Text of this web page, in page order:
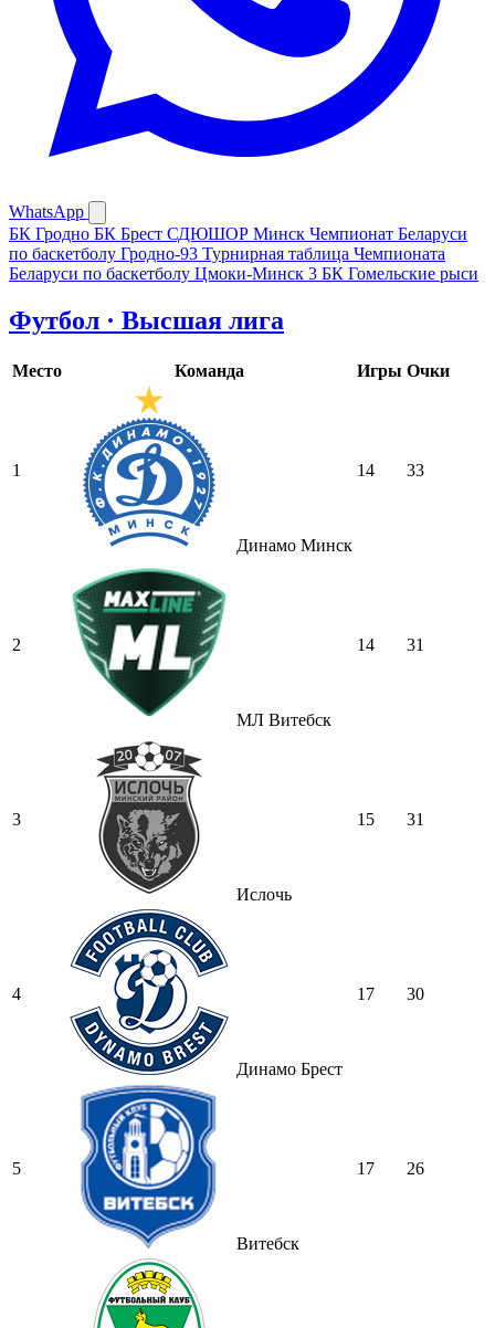
WhatsApp
БК Гродно БК Брест СДЮШОР Минск Чемпионат Беларуси
по баскетболу Гродно-93 Турнирная таблица Чемпионата
Беларуси по баскетболу Цмоки-Минск 3 БК Гомельские рыси
Футбол · Высшая лига
Место Команда Игры Очки
1
Динамо Минск
14 33
2
МЛ Витебск
14 31
3
Ислочь
15 31
4
Динамо Брест
17 30
5
Витебск
17 26